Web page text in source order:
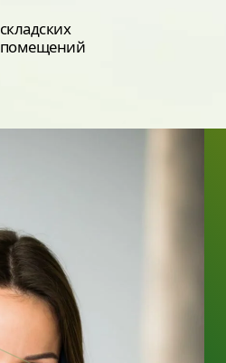
складских
помещений